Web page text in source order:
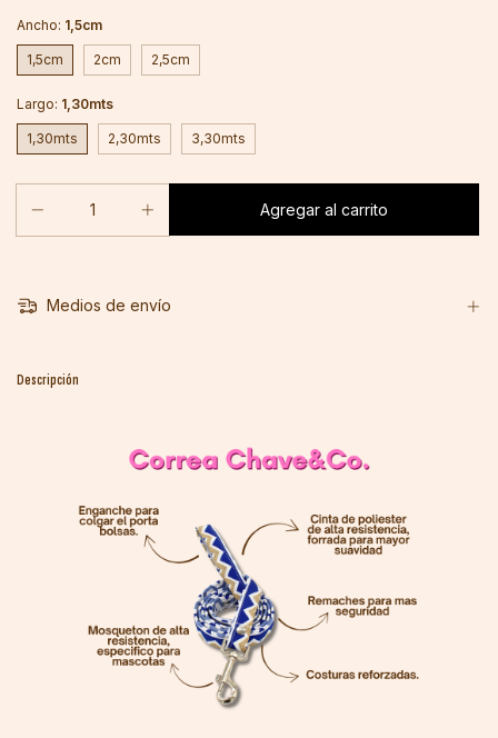
Ancho: 1,5cm
1,5cm 2cm 2,5cm
Largo: 1,30mts
1,30mts 2,30mts 3,30mts
Medios de envío
Descripción